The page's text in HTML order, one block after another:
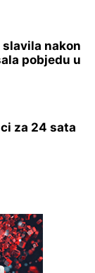
slavila nakon
pobjedu u
za 24 sata